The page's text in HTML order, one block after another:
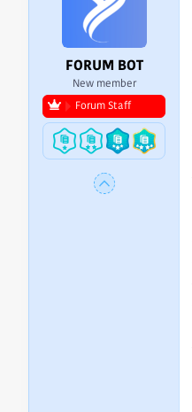
FORUM BOT
New member
Forum Staff